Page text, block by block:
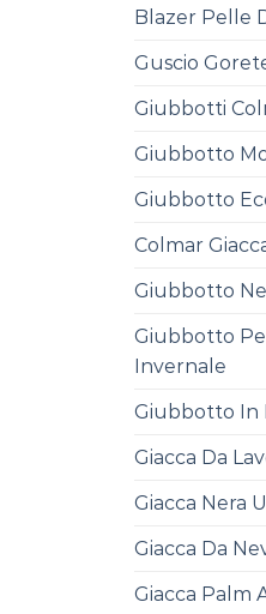
Blazer Pelle
Guscio
Giubbotti
Giubbotto
Giubbotto
Colmar
Giubbotto
Giubbotto
Invernale
Giubbotto In
Giacca Da
Giacca Nera
Giacca Da
Giacca Palm